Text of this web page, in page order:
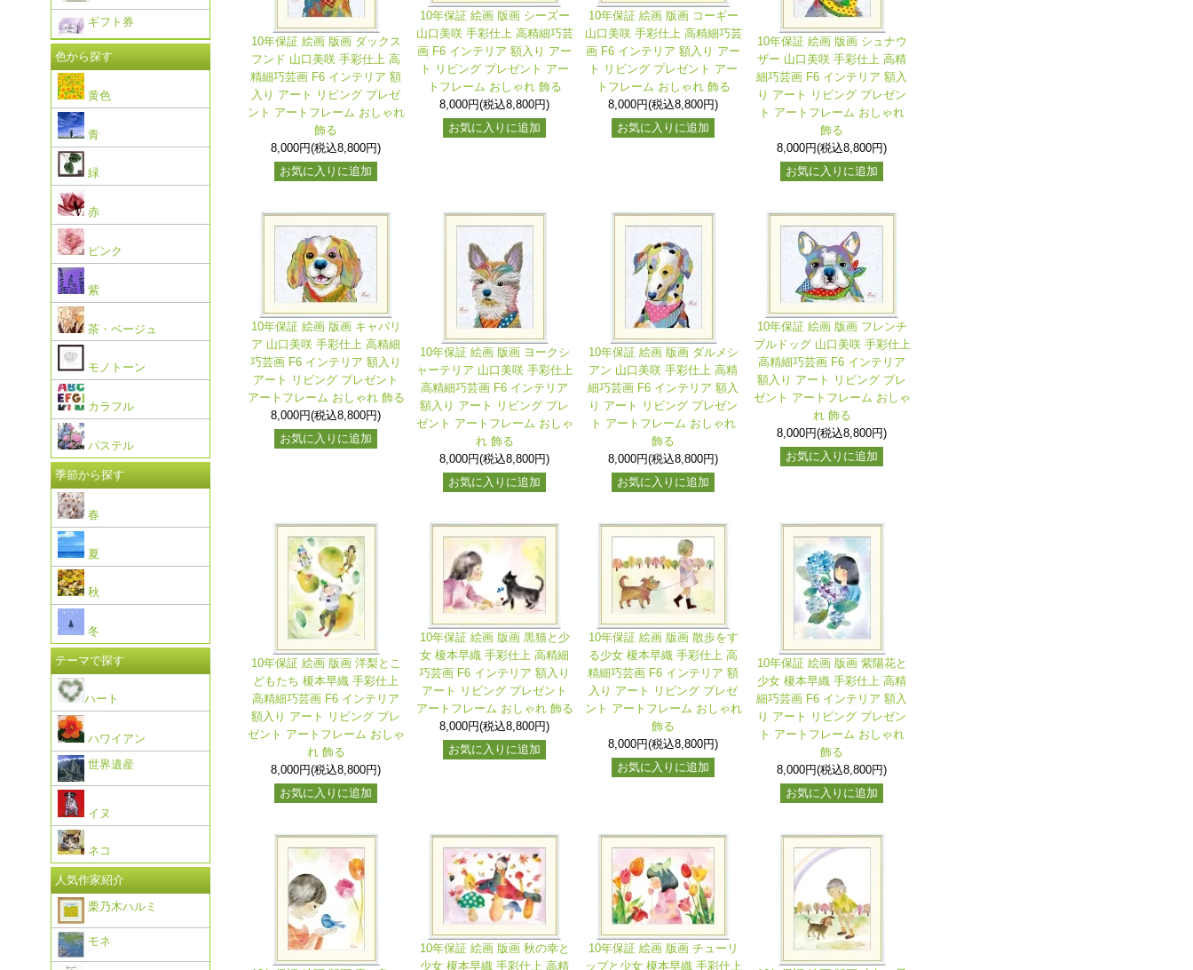
10年保証 絵画 版画 ダックス
フンド 山口美咲 手彩仕上 高
精細巧芸画 F6 インテリア 額
入り アート リビング プレゼ
ント アートフレーム おしゃれ
飾る
8,000円(税込8,800円)
お気に入りに追加
10年保証 絵画 版画 シーズー
山口美咲 手彩仕上 高精細巧芸
画 F6 インテリア 額入り アー
ト リビング プレゼント アー
トフレーム おしゃれ 飾る
8,000円(税込8,800円)
お気に入りに追加
10年保証 絵画 版画 コーギー
山口美咲 手彩仕上 高精細巧芸
画 F6 インテリア 額入り アー
ト リビング プレゼント アー
トフレーム おしゃれ 飾る
8,000円(税込8,800円)
お気に入りに追加
10年保証 絵画 版画 シュナウ
ザー 山口美咲 手彩仕上 高精
細巧芸画 F6 インテリア 額入
り アート リビング プレゼン
ト アートフレーム おしゃれ
飾る
8,000円(税込8,800円)
お気に入りに追加
10年保証 絵画 版画 キャバリ
ア 山口美咲 手彩仕上 高精細
巧芸画 F6 インテリア 額入り
アート リビング プレゼント
アートフレーム おしゃれ 飾る
8,000円(税込8,800円)
お気に入りに追加
10年保証 絵画 版画 ヨークシ
ャーテリア 山口美咲 手彩仕上
高精細巧芸画 F6 インテリア
額入り アート リビング プレ
ゼント アートフレーム おしゃ
れ 飾る
8,000円(税込8,800円)
お気に入りに追加
10年保証 絵画 版画 ダルメシ
アン 山口美咲 手彩仕上 高精
細巧芸画 F6 インテリア 額入
り アート リビング プレゼン
ト アートフレーム おしゃれ
飾る
8,000円(税込8,800円)
お気に入りに追加
10年保証 絵画 版画 フレンチ
ブルドッグ 山口美咲 手彩仕上
高精細巧芸画 F6 インテリア
額入り アート リビング プレ
ゼント アートフレーム おしゃ
れ 飾る
8,000円(税込8,800円)
お気に入りに追加
10年保証 絵画 版画 洋梨とこ
どもたち 榎本早織 手彩仕上
高精細巧芸画 F6 インテリア
額入り アート リビング プレ
ゼント アートフレーム おしゃ
れ 飾る
8,000円(税込8,800円)
お気に入りに追加
10年保証 絵画 版画 黒猫と少
女 榎本早織 手彩仕上 高精細
巧芸画 F6 インテリア 額入り
アート リビング プレゼント
アートフレーム おしゃれ 飾る
8,000円(税込8,800円)
お気に入りに追加
10年保証 絵画 版画 散歩をす
る少女 榎本早織 手彩仕上 高
精細巧芸画 F6 インテリア 額
入り アート リビング プレゼ
ント アートフレーム おしゃれ
飾る
8,000円(税込8,800円)
お気に入りに追加
10年保証 絵画 版画 紫陽花と
少女 榎本早織 手彩仕上 高精
細巧芸画 F6 インテリア 額入
り アート リビング プレゼン
ト アートフレーム おしゃれ
飾る
8,000円(税込8,800円)
お気に入りに追加
10年保証 絵画 版画 秋の幸と
少女 榎本早織 手彩仕上 高精
10年保証 絵画 版画 チューリ
ップと少女 榎本早織 手彩仕上
ギフト券
色から探す
黄色
青
緑
赤
ピンク
紫
茶・ベージュ
モノトーン
カラフル
パステル
季節から探す
春
夏
秋
冬
テーマで探す
ハート
ハワイアン
世界遺産
イヌ
ネコ
人気作家紹介
栗乃木ハルミ
モネ